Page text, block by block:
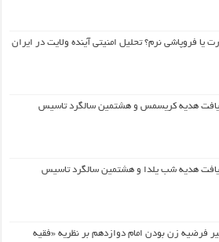
یا فروپاشی نرم؟ تحلیل امنیتی آینده ولایت در ایران
هدیه کریسمس و هشتمین سالگرد تاسیس
هدیه شب یلدا و هشتمین سالگرد تاسیس
فرضیه زن بودن امام دوازدهم بر نظریه «فقیه